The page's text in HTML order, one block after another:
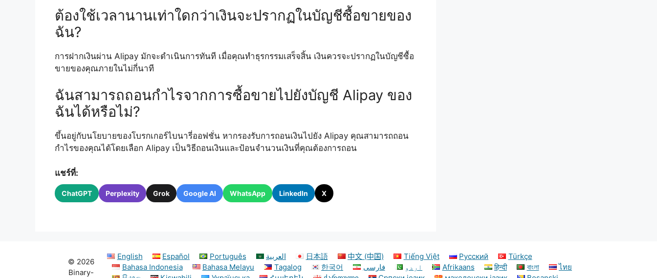
ต้องใช้เวลานานเท่าใดกว่าเงินจะปรากฏในบัญชีซื้อขายของ
ฉัน?
การฝากเงินผ่าน Alipay มักจะดำเนินการทันที เมื่อคุณทำธุรกรรมเสร็จสิ้น เงินควรจะปรากฏในบัญชีซื้อ
ขายของคุณภายในไม่กี่นาที
ฉันสามารถถอนกำไรจากการซื้อขายไปยังบัญชี Alipay ของ
ฉันได้หรือไม่?
ขึ้นอยู่กับนโยบายของโบรกเกอร์ไบนารี่ออฟชั่น หากรองรับการถอนเงินไปยัง Alipay คุณสามารถถอน
กำไรของคุณได้โดยเลือก Alipay เป็นวิธีถอนเงินและป้อนจำนวนเงินที่คุณต้องการถอน
แชร์ที่:
ChatGPT Perplexity Grok Google AI WhatsApp LinkedIn X
English Español Português العربية 日本語 中文 (中国) Tiếng Việt Русский
Türkçe
Bahasa Indonesia
Bahasa Melayu Tagalog 한국어 فارسی اردو Afrikaans हिन्दी বাংলা
ไทย
© 2026
Binary-